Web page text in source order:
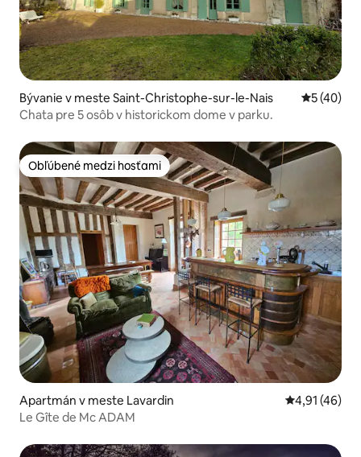
Bývanie v meste Saint-Christophe-sur-le-Nais
5 (40)
Chata pre 5 osôb v historickom dome v parku.
Obľúbené medzi hosťami
Obľúbené medzi hosťami
Apartmán v meste Lavardin Priemerné
4,91 (46)
Le Gîte de Mc ADAM